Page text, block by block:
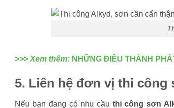
>>> Xem thêm: NHỮNG ĐIỀU THÀNH
5. Liên hệ đơn vị thi công
Nếu bạn đang có nhu cầu thi công sơn